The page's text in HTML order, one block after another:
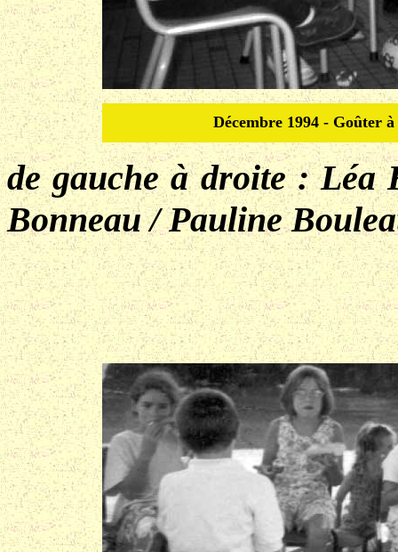
Décembre 1994 - Goûter
de gauche à droite : Léa
Bonneau / Pauline